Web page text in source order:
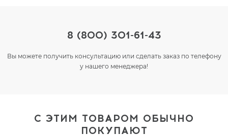
8 (800) 301-61-43
Вы можете получить консультацию или сделать заказ по телефону
у нашего менеджера!
С ЭТИМ ТОВАРОМ ОБЫЧНО
ПОКУПАЮТ